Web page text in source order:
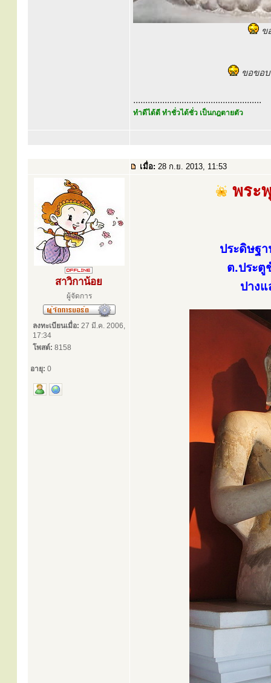
ข
ขอขอ
.....................................................
ทำดีได้ดี ทำชั่วได้ชั่ว เป็นกฎตายตัว
เมื่อ: 28 ก.ย. 2013, 11:53
สาวิกาน้อย
ผู้จัดการ
ลงทะเบียนเมื่อ: 27 มี.ค. 2006,
17:34
โพสต์: 8158
อายุ: 0
พระ
ประดิษฐ
ต.ประตู
ปาง